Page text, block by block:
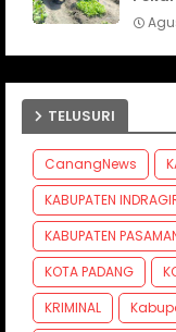
TELUSURI
CanangNews
KABUPATEN
KABUPATEN
KOTA PADANG
KRIMINAL